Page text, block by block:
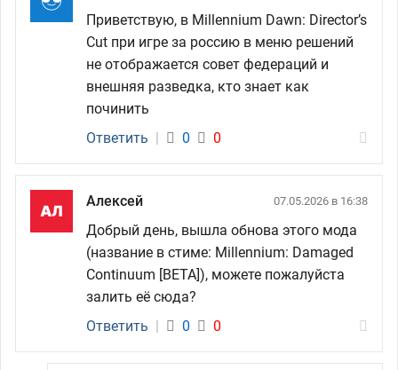
Приветствую, в Millennium Dawn: Director’s
Cut при игре за россию в меню решений
не отображается совет федераций и
внешняя разведка, кто знает как
починить
Ответить | 0 0
Алексей 07.05.2026 в 16:38
Добрый день, вышла обнова этого мода
(название в стиме: Millennium: Damaged
Continuum [BETA]), можете пожалуйста
залить её сюда?
Ответить | 0 0